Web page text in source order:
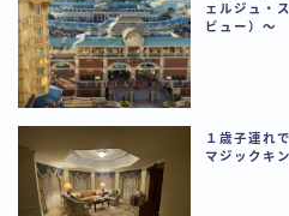
ェルジュ・
ビュー）〜
１歳子連れ
マジックキ